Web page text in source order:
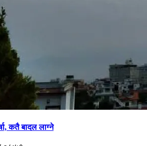
कतै बादल लाग्ने